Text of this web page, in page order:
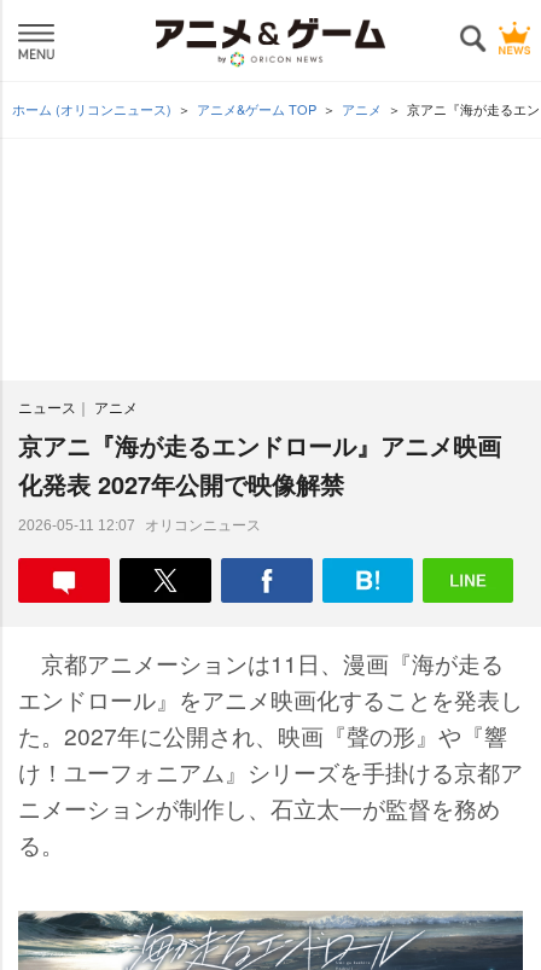
ホーム (オリコンニュース) アニメ&ゲーム TOP アニメ 京アニ『海が走るエ
ニュース アニメ
京アニ『海が走るエンドロール』アニメ映画
化発表 2027年公開で映像解禁
2026-05-11 12:07 オリコンニュース
京都アニメーションは11日、漫画『海が走る
エンドロール』をアニメ映画化することを発表し
た。2027年に公開され、映画『聲の形』や『響
け！ユーフォニアム』シリーズを手掛ける京都ア
ニメーションが制作し、石立太一が監督を務め
る。